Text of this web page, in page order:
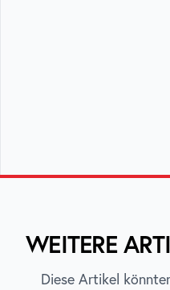
WEITERE
Diese Artikel